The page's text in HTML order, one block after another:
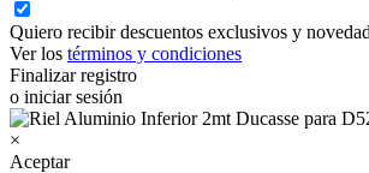
Quiero recibir descuentos exclusivos y
Ver los términos y condiciones
Finalizar registro
o iniciar sesión
×
Aceptar